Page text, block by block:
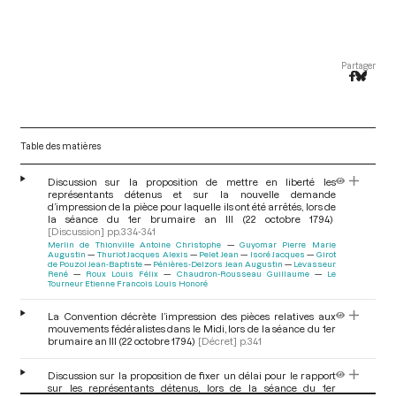
Partager
Table des matières
Discussion sur la proposition de mettre en liberté les
représentants détenus et sur la nouvelle demande
d’impression de la pièce pour laquelle ils ont été arrêtés, lors de
la séance du 1er brumaire an III (22 octobre 1794)
[Discussion] pp.334-341
Merlin de Thionville Antoine Christophe
Guyomar Pierre Marie
Augustin
Thuriot Jacques Alexis Pelet Jean Isoré Jacques
Girot
de Pouzol Jean-Baptiste
Pénières-Delzors Jean Augustin
Levasseur
René
Roux Louis Félix Chaudron-Rousseau Guillaume
Le
Tourneur Etienne Francois Louis Honoré
La Convention décrète l’impression des pièces relatives aux
mouvements fédéralistes dans le Midi, lors de la séance du 1er
brumaire an III (22 octobre 1794) [Décret] p.341
Discussion sur la proposition de fixer un délai pour le rapport
sur les représentants détenus, lors de la séance du 1er